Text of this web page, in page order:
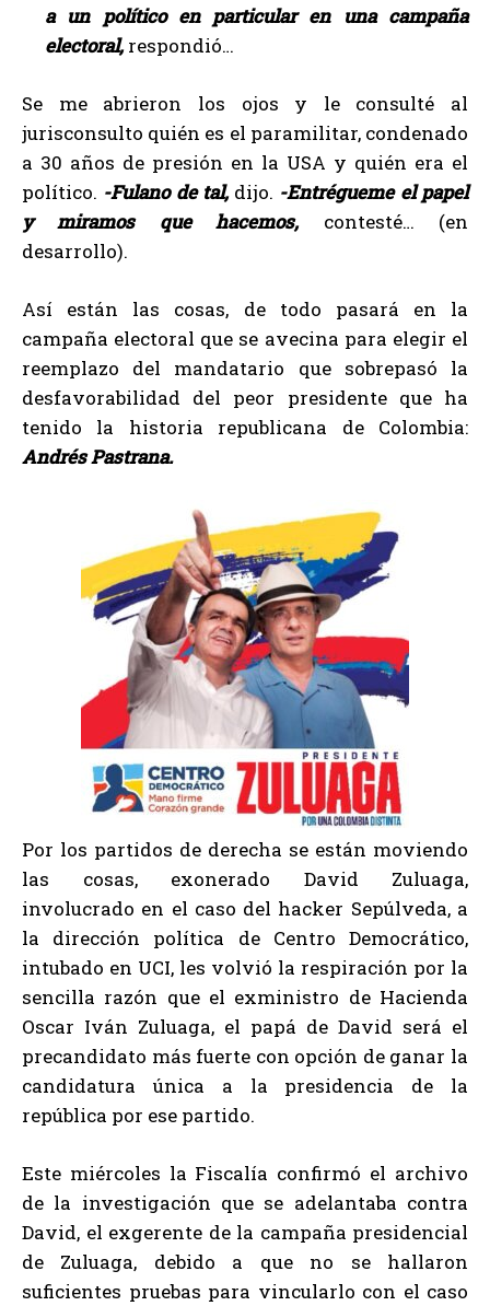
a un político en particular en una campaña
electoral,respondió…
Se me abrieron los ojos y le consulté al
jurisconsulto quién es el paramilitar, condenado
a 30 años de presión en la USA y quién era el
político. -Fulano de tal,dijo. -Entrégueme el papel
y miramos que hacemos,contesté… (en
desarrollo).
Así están las cosas, de todo pasará en la
campaña electoral que se avecina para elegir el
reemplazo del mandatario que sobrepasó la
desfavorabilidad del peor presidente que ha
tenido la historia republicana de Colombia:
Andrés Pastrana.
Por los partidos de derecha se están moviendo
las cosas, exonerado David Zuluaga,
involucrado en el caso del hacker Sepúlveda, a
la dirección política de Centro Democrático,
intubado en UCI, les volvió la respiración por la
sencilla razón que el exministro de Hacienda
Oscar Iván Zuluaga, el papá de David será el
precandidato más fuerte con opción de ganar la
candidatura única a la presidencia de la
república por ese partido.
Este miércoles la Fiscalía confirmó el archivo
de la investigación que se adelantaba contra
David, el exgerente de la campaña presidencial
de Zuluaga, debido a que no se hallaron
suficientes pruebas para vincularlo con el caso